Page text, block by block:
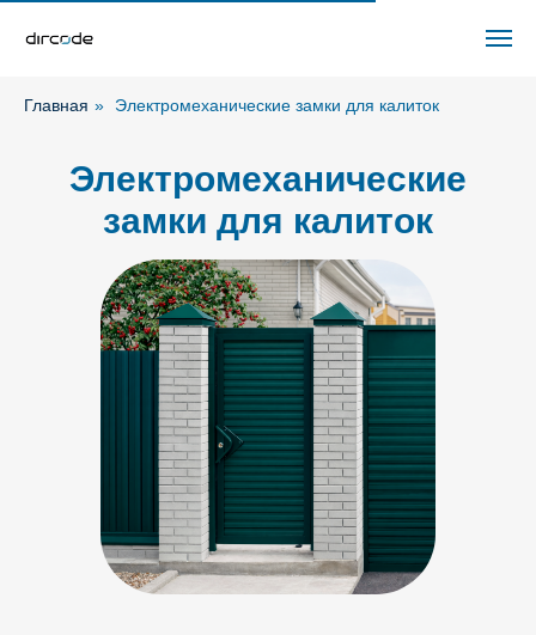
Главная » Электромеханические замки для калиток
Электромеханические
замки для калиток